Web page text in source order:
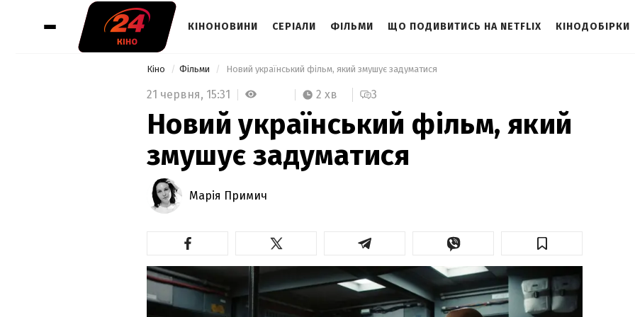
КІНОНОВИНИ СЕРІАЛИ ФІЛЬМИ ЩО ПОДИВИТИСЬ НА NETFLIX КІНОДОБІРКИ
Кіно Фільми Новий український фільм, який змушує задуматися
21 червня, 15:31 2 хв 3
Новий український фільм, який
змушує задуматися
Марія Примич